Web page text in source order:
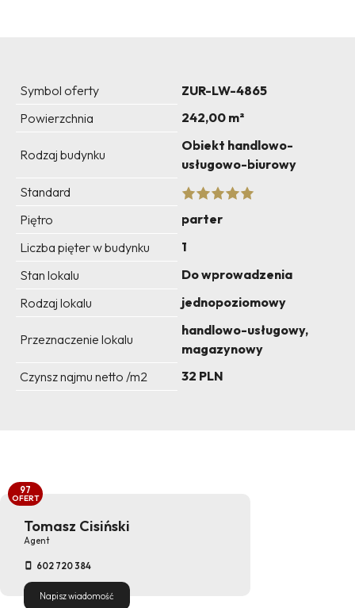
Symbol oferty
ZUR-LW-4865
Powierzchnia
242,00 m²
Rodzaj budynku
Obiekt handlowo-
usługowo-biurowy
Standard
Piętro
parter
Liczba pięter w budynku
1
Stan lokalu
Do wprowadzenia
Rodzaj lokalu
jednopoziomowy
Przeznaczenie lokalu
handlowo-usługowy,
magazynowy
Czynsz najmu netto /m2
32 PLN
Tomasz Cisiński
Agent
602 720 384
Napisz wiadomość
97
OFERT